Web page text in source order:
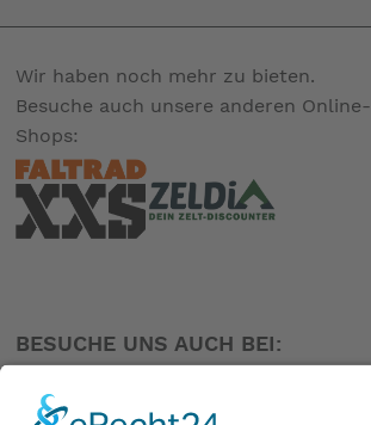
Wir haben noch mehr zu bieten.
Besuche auch unsere anderen Online-
Shops:
BESUCHE UNS AUCH BEI: